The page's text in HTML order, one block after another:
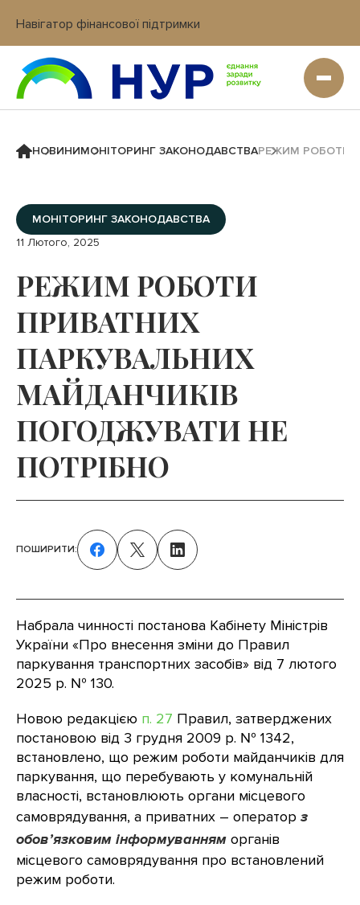
Навігатор фінансової підтримки
Вхід в кабінет IT платформи
НОВИНИМОНІТОРИНГ ЗАКОНОДАВСТВАРЕЖИМ РОБОТИ
МОНІТОРИНГ ЗАКОНОДАВСТВА
11 Лютого, 2025
РЕЖИМ РОБОТИ
ПРИВАТНИХ
ПАРКУВАЛЬНИХ
МАЙДАНЧИКІВ
ПОГОДЖУВАТИ НЕ
ПОТРІБНО
Набрала чинності постанова Кабінету Міністрів
України «Про внесення зміни до Правил
паркування транспортних засобів» від 7 лютого
2025 р. № 130.
Новою редакцією п. 27 Правил, затверджених
постановою від 3 грудня 2009 р. № 1342,
встановлено, що режим роботи майданчиків для
паркування, що перебувають у комунальній
власності, встановлюють органи місцевого
самоврядування, а приватних – оператор з
обов’язковим інформуванням органів
місцевого самоврядування про встановлений
режим роботи.
ПОШИРИТИ: